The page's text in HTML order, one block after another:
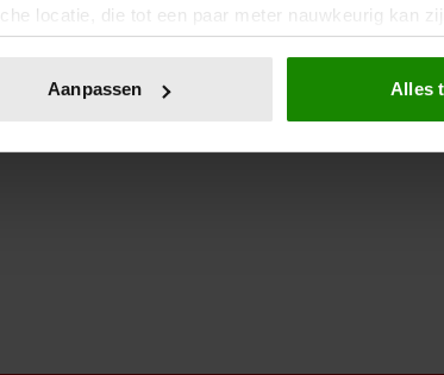
locatie, die tot een paar meter nauwkeurig kan
scannen op specifieke eigenschappen
in de Cookieverklaring.
te personaliseren, om functies voor social media te
Aanpassen Alles